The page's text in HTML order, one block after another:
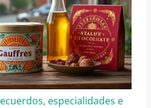
especialidades e